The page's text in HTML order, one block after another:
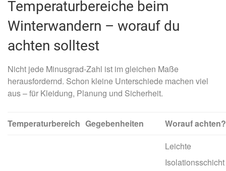
Temperaturbereiche beim
Winterwandern – worauf du
achten solltest
Nicht jede Minusgrad-Zahl ist im gleichen Maße
herausfordernd. Schon kleine Unterschiede machen viel
aus – für Kleidung, Planung und Sicherheit.
Temperaturbereich Gegebenheiten Worauf achten?
Leichte